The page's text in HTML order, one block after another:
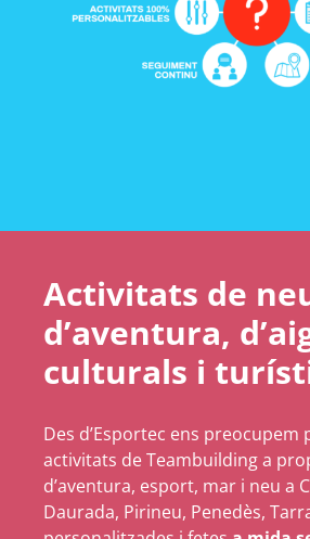
Activitats de
d’aventura,
culturals i
Des d’Esportec ens
activitats de Teambuilding a
d’aventura, esport, mar i neu a
Daurada, Pirineu, Penedès,